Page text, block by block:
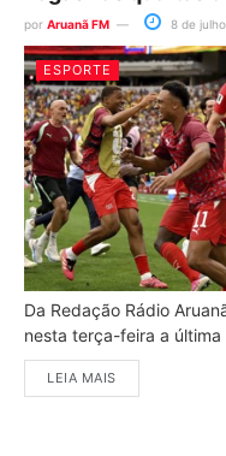
por Aruanã FM 8 de
ESPORTE
Da Redação Rádio
nesta terça-feira a
LEIA MAIS